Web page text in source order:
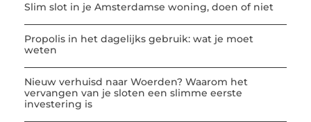
Slim slot in je Amsterdamse woning, doen of niet
Propolis in het dagelijks gebruik: wat je moet
weten
Nieuw verhuisd naar Woerden? Waarom het
vervangen van je sloten een slimme eerste
investering is